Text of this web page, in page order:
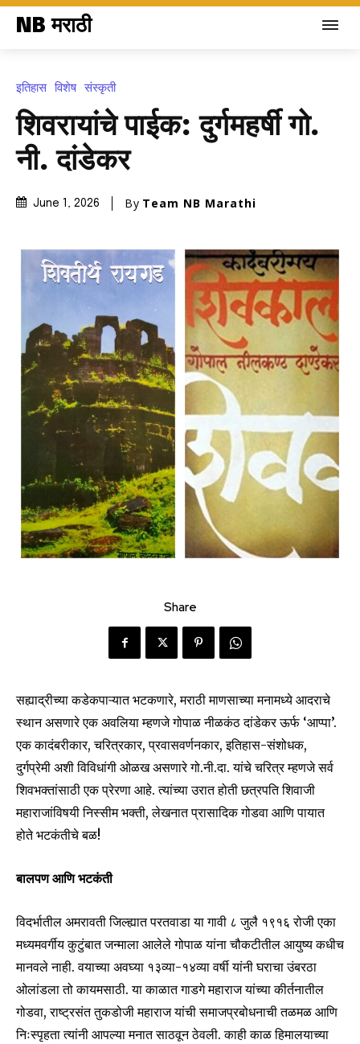
NB मराठी
इतिहास विशेष संस्कृती
शिवरायांचे पाईक: दुर्गमहर्षी गो.
नी. दांडेकर
June 1, 2026 By Team NB Marathi
Share
सह्याद्रीच्या कडेकपाऱ्यात भटकणारे, मराठी माणसाच्या मनामध्ये आदराचे
स्थान असणारे एक अवलिया म्हणजे गोपाळ नीळकंठ दांडेकर ऊर्फ ‘आप्पा’.
एक कादंबरीकार, चरित्रकार, प्रवासवर्णनकार, इतिहास-संशोधक,
दुर्गप्रेमी अशी विविधांगी ओळख असणारे गो.नी.दा. यांचे चरित्र म्हणजे सर्व
शिवभक्तांसाठी एक प्रेरणा आहे. त्यांच्या उरात होती छत्रपति शिवाजी
महाराजांविषयी निस्सीम भक्ती, लेखनात प्रासादिक गोडवा आणि पायात
होते भटकंतीचे बळ!
बालपण आणि भटकंती
विदर्भातील अमरावती जिल्ह्यात परतवाडा या गावी ८ जुलै १९१६ रोजी एका
मध्यमवर्गीय कुटुंबात जन्माला आलेले गोपाळ यांना चौकटीतील आयुष्य कधीच
मानवले नाही. वयाच्या अवघ्या १३व्या-१४व्या वर्षी यांनी घराचा उंबरठा
ओलांडला तो कायमसाठी. या काळात गाडगे महाराज यांच्या कीर्तनातील
गोडवा, राष्ट्रसंत तुकडोजी महाराज यांची समाजप्रबोधनाची तळमळ आणि
निःस्पृहता त्यांनी आपल्या मनात साठवून ठेवली. काही काळ हिमालयाच्या